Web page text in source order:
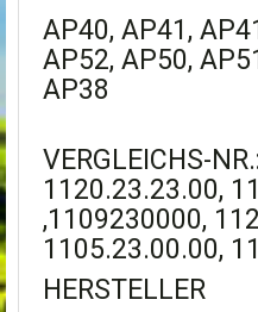
AP40, AP41,
AP52, AP50,
AP38
VERGLEICHS-NR.:
1120.23.23.00,
,1109230000,
1105.23.00.00,
HERSTELLER